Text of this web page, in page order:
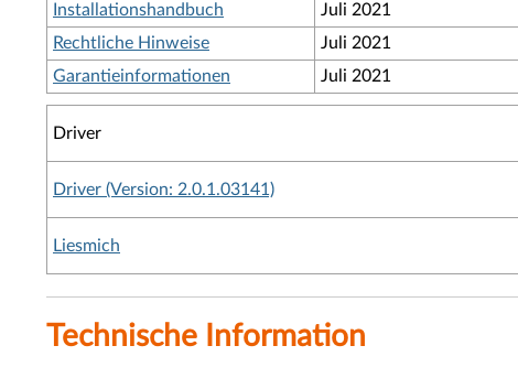
Installationshandbuch
Juli 2021
Rechtliche Hinweise
Juli 2021
Garantieinformationen
Juli 2021
Driver
Driver (Version: 2.0.1.03141)
Liesmich
Technische Information